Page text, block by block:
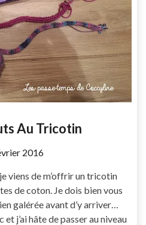
Au Tricotin
2016
viens de m’offrir un tricotin
de coton. Je dois bien vous
galérée avant d’y arriver…
j’ai hâte de passer au niveau